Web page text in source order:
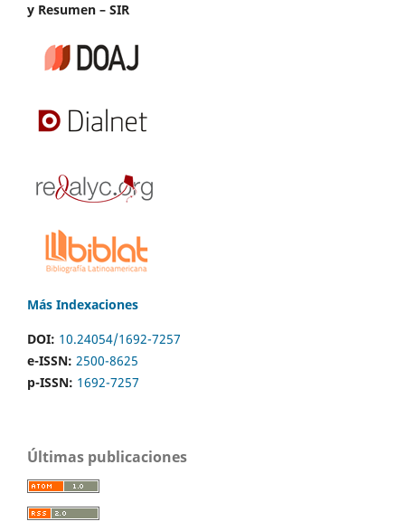
y Resumen – SIR
Más Indexaciones
DOI: 10.24054/1692-7257
e-ISSN: 2500-8625
p-ISSN: 1692-7257
Últimas publicaciones